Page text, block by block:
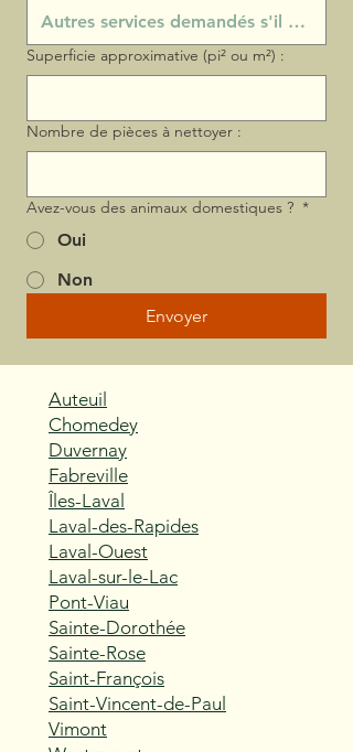
Superficie approximative (pi² ou m²) :
Nombre de pièces à nettoyer :
Avez-vous des animaux domestiques ? *
Oui
Non
Envoyer
Auteuil
Chomedey
Duvernay
Fabreville
Îles-Laval
Laval-des-Rapides
Laval-Ouest
Laval-sur-le-Lac
Pont-Viau
Sainte-Dorothée
Sainte-Rose
Saint-François
Saint-Vincent-de-Paul
Vimont